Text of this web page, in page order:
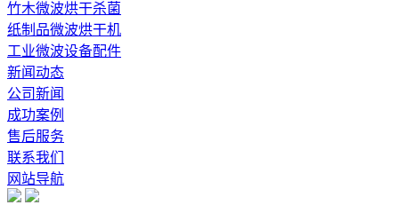
竹木微波烘干杀菌
纸制品微波烘干机
工业微波设备配件
新闻动态
公司新闻
成功案例
售后服务
联系我们
网站导航